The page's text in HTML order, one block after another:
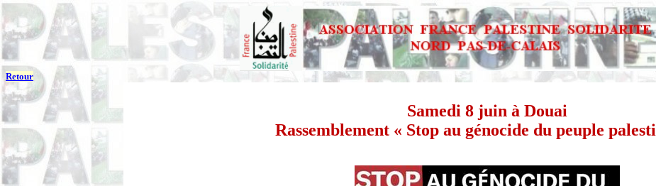
Retour
Samedi 8 juin à Douai
Rassemblement « Stop au génocide du peuple